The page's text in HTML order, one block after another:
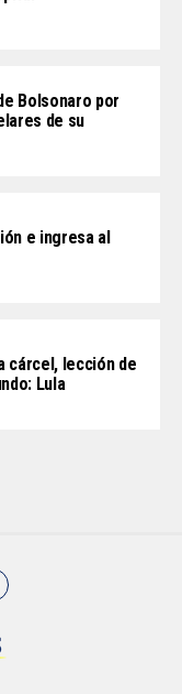
Bolsonaro por
de su
e ingresa al
cárcel, lección de
Lula